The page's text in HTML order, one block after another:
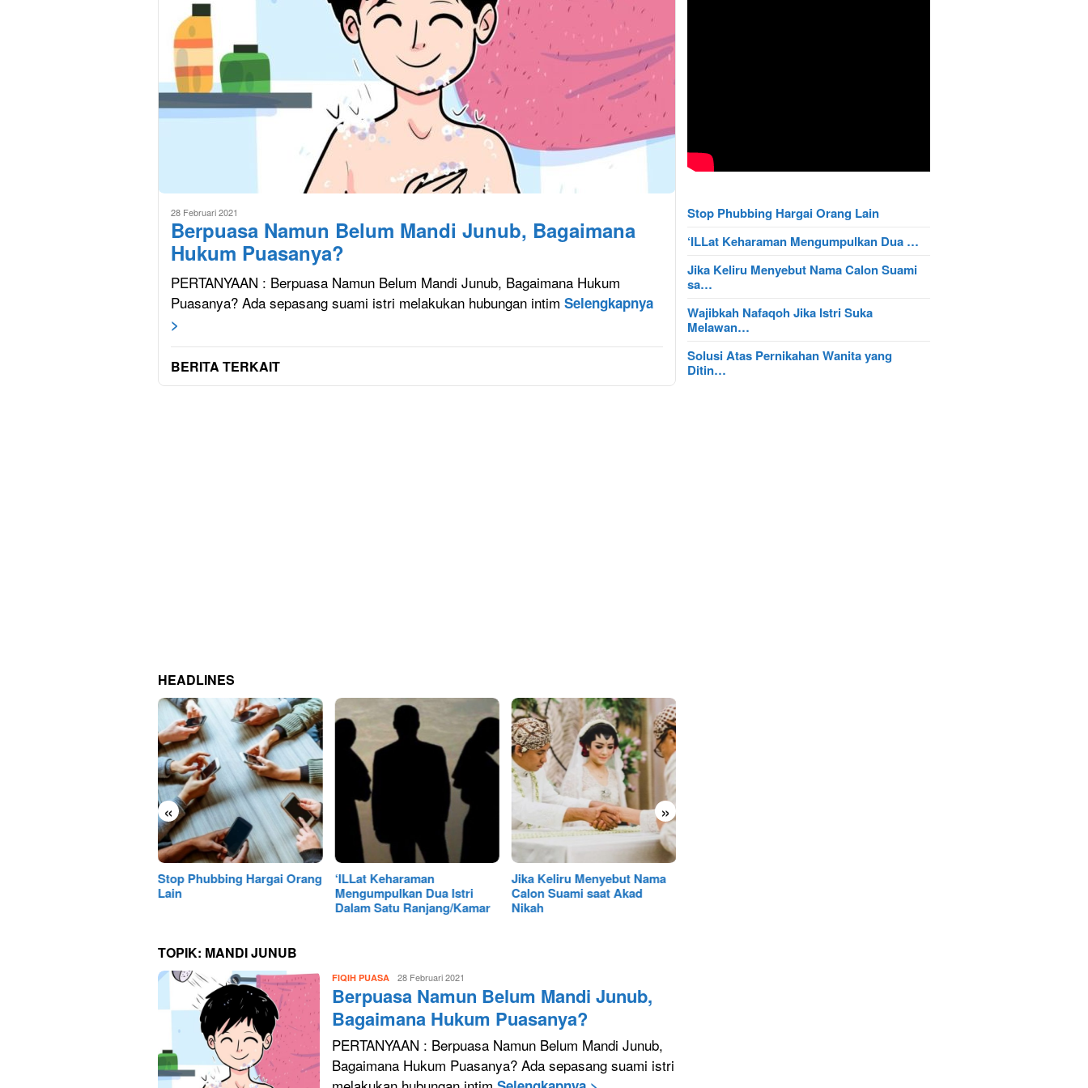
28 Februari 2021
Berpuasa Namun Belum Mandi Junub, Bagaimana
Hukum Puasanya?
PERTANYAAN : Berpuasa Namun Belum Mandi Junub, Bagaimana Hukum
Puasanya? Ada sepasang suami istri melakukan hubungan intim Selengkapnya
>
BERITA TERKAIT
HEADLINES
« »
‘ILLat Keharaman
Mengumpulkan Dua Istri
Jika Keliru Menyebut Nama
Calon Suami saat Akad
Nikah
Wajibkah Nafaqoh Jika Istri
Suka Melawan Suami?
TOPIK: MANDI JUNUB
FIQIH PUASA Luthfi
BangkitMedia
28 Februari 2021
Berpuasa Namun Belum Mandi Junub,
Bagaimana Hukum Puasanya?
PERTANYAAN : Berpuasa Namun Belum Mandi Junub,
Bagaimana Hukum Puasanya? Ada sepasang suami istri
Stop Phubbing Hargai Orang Lain
‘ILLat Keharaman Mengumpulkan Dua …
Jika Keliru Menyebut Nama Calon Suami
sa…
Wajibkah Nafaqoh Jika Istri Suka
Melawan…
Solusi Atas Pernikahan Wanita yang
Ditin…